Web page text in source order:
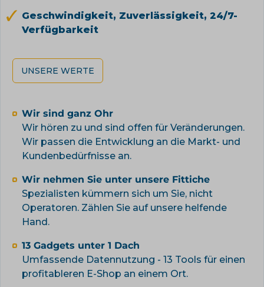
Geschwindigkeit, Zuverlässigkeit, 24/7-
Verfügbarkeit
UNSERE WERTE
Wir sind ganz Ohr
Wir hören zu und sind offen für Veränderungen.
Wir passen die Entwicklung an die Markt- und
Kundenbedürfnisse an.
Wir nehmen Sie unter unsere Fittiche
Spezialisten kümmern sich um Sie, nicht
Operatoren. Zählen Sie auf unsere helfende
Hand.
13 Gadgets unter 1 Dach
Umfassende Datennutzung - 13 Tools für einen
profitableren E-Shop an einem Ort.